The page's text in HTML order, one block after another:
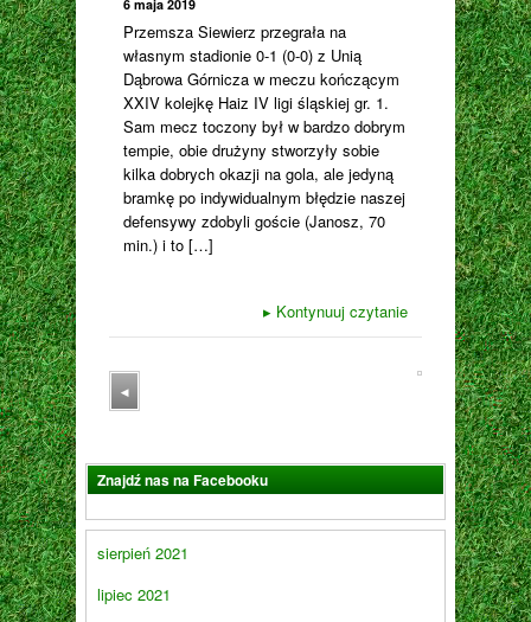
6 maja 2019
Przemsza Siewierz przegrała na
własnym stadionie 0-1 (0-0) z Unią
Dąbrowa Górnicza w meczu kończącym
XXIV kolejkę Haiz IV ligi śląskiej gr. 1.
Sam mecz toczony był w bardzo dobrym
tempie, obie drużyny stworzyły sobie
kilka dobrych okazji na gola, ale jedyną
bramkę po indywidualnym błędzie naszej
defensywy zdobyli goście (Janosz, 70
min.) i to […]
▸ Kontynuuj czytanie
◂
Znajdź nas na Facebooku
sierpień 2021
lipiec 2021